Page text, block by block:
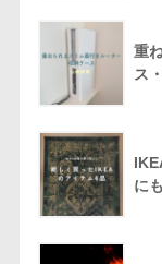
重
ス
に